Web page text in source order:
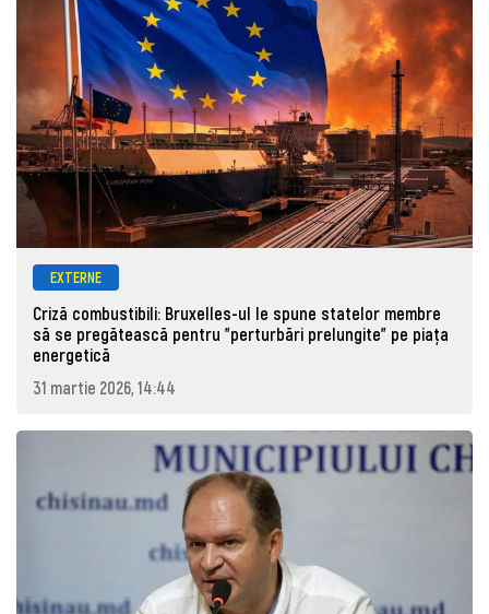
EXTERNE
Criză combustibili: Bruxelles-ul le spune statelor membre
să se pregătească pentru "perturbări prelungite" pe piața
energetică
31 martie 2026, 14:44